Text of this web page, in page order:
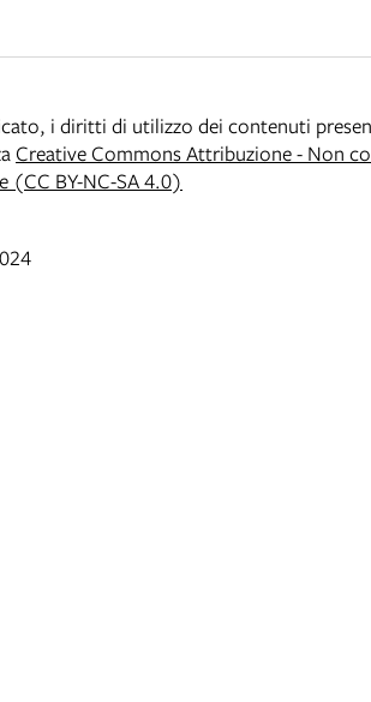
i diritti di utilizzo dei contenuti
Creative Commons Attribuzione - Non
(CC BY-NC-SA 4.0)